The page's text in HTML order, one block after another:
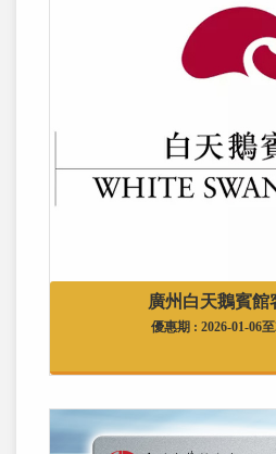
廣州白天鵝賓館
優惠期 : 2026-01-06